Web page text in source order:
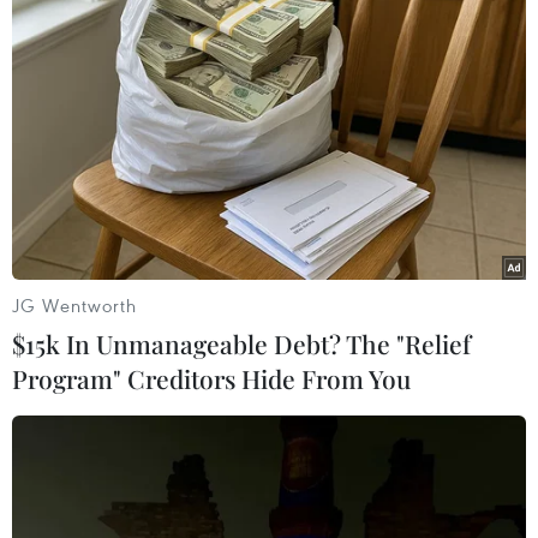
gắng hoàn thành xong bài thi tốt nhất."
Tự tin với khả năng làm bài của mình, Nguyễn
Trần Nam, học sinh Trường Trung học phổ
thông Bắc Hà cho biết: "Em khá tự tin với môn
ngữ văn bởi em đã ôn hết tất cả các tác phẩm
chứ không tập trung vào tác phẩm đinh nào
giống như các bạn. Vì thế, em tự tin bài thì này
sẽ dành được từ 7-9 điểm"./.
(Vietnam+)
JG Wentworth
$15k In Unmanageable Debt? The "Relief
Program" Creditors Hide From You